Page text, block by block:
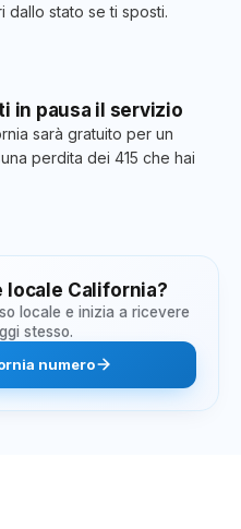
dallo stato se ti sposti.
in pausa il servizio
sarà gratuito per un
perdita dei 415 che hai
locale California?
locale e inizia a ricevere
stesso.
numero